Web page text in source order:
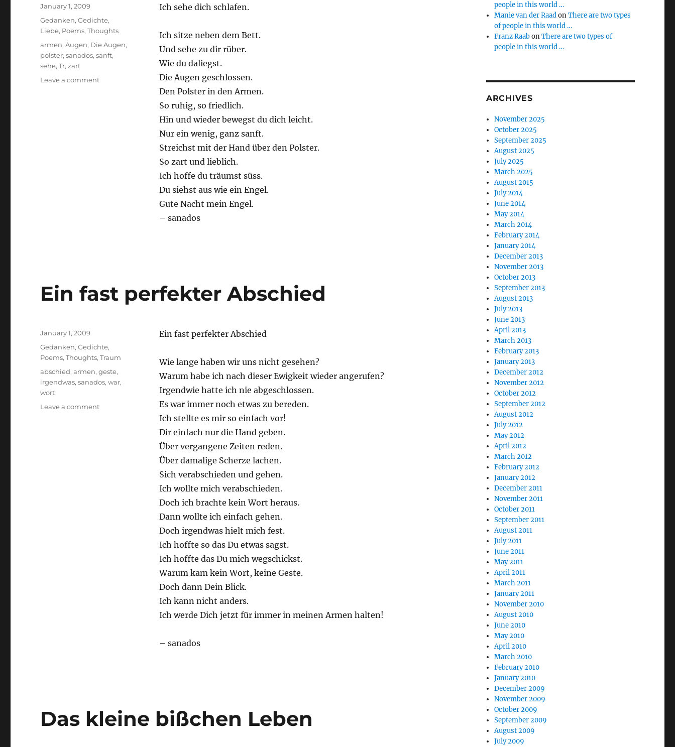
Ich sehe dich schlafen.
Ich sitze neben dem Bett.
Und sehe zu dir rüber.
Wie du daliegst.
Die Augen geschlossen.
Den Polster in den Armen.
So ruhig, so friedlich.
Hin und wieder bewegst du dich leicht.
Nur ein wenig, ganz sanft.
Streichst mit der Hand über den Polster.
So zart und lieblich.
Ich hoffe du träumst süss.
Du siehst aus wie ein Engel.
Gute Nacht mein Engel.
– sanados
Posted
January 1, 2009
Categories
Gedanken,Gedichte,
Liebe, Poems,Thoughts
Tags
armen,Augen, Die Augen,
polster,sanados,sanft,
sehe,Tr,zart
Leave a commenton
Ein fast perfekter Abschied
Ein fast perfekter Abschied
Wie lange haben wir uns nicht gesehen?
Warum habe ich nach dieser Ewigkeit wieder angerufen?
Irgendwie hatte ich nie abgeschlossen.
Es war immer noch etwas zu bereden.
Ich stellte es mir so einfach vor!
Dir einfach nur die Hand geben.
Über vergangene Zeiten reden.
Über damalige Scherze lachen.
Sich verabschieden und gehen.
Ich wollte mich verabschieden.
Doch ich brachte kein Wort heraus.
Dann wollte ich einfach gehen.
Doch irgendwas hielt mich fest.
Ich hoffte so das Du etwas sagst.
Ich hoffte das Du mich wegschickst.
Warum kam kein Wort, keine Geste.
Doch dann Dein Blick.
Ich kann nicht anders.
Ich werde Dich jetzt für immer in meinen Armen halten!
– sanados
Posted
January 1, 2009
Categories
Gedanken,Gedichte,
Poems,Thoughts,Traum
Tags
abschied,armen,geste,
irgendwas,sanados,war,
wort
Leave a commenton
Das kleine bißchen Leben
people in this world …
Manie van der RaadonThere are two types
of people in this world …
Franz RaabonThere are two types of
people in this world …
ARCHIVES
November 2025
October 2025
September 2025
August 2025
July 2025
March 2025
August 2015
July 2014
June 2014
May 2014
March 2014
February 2014
January 2014
December 2013
November 2013
October 2013
September 2013
August 2013
July 2013
June 2013
April 2013
March 2013
February 2013
January 2013
December 2012
November 2012
October 2012
September 2012
August 2012
July 2012
May 2012
April 2012
March 2012
February 2012
January 2012
December 2011
November 2011
October 2011
September 2011
August 2011
July 2011
June 2011
May 2011
April 2011
March 2011
January 2011
November 2010
August 2010
June 2010
May 2010
April 2010
March 2010
February 2010
January 2010
December 2009
November 2009
October 2009
September 2009
August 2009
July 2009